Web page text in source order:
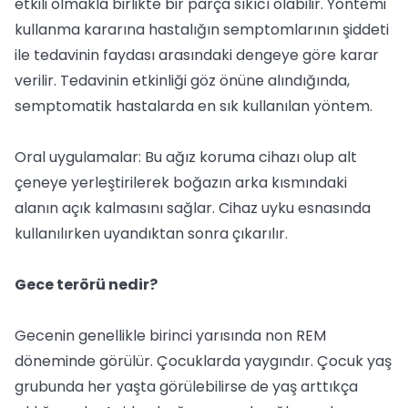
kullanma kararına hastalığın semptomlarının şiddeti
ile tedavinin faydası arasındaki dengeye göre karar
verilir. Tedavinin etkinliği göz önüne alındığında,
semptomatik hastalarda en sık kullanılan yöntem.
Oral uygulamalar: Bu ağız koruma cihazı olup alt
çeneye yerleştirilerek boğazın arka kısmındaki
alanın açık kalmasını sağlar. Cihaz uyku esnasında
kullanılırken uyandıktan sonra çıkarılır.
Gece terörü nedir?
Gecenin genellikle birinci yarısında non REM
döneminde görülür. Çocuklarda yaygındır. Çocuk yaş
grubunda her yaşta görülebilirse de yaş arttıkça